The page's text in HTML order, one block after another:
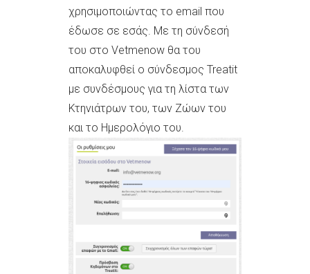
χρησιμοποιώντας το email που
έδωσε σε εσάς. Με τη σύνδεσή
του στο Vetmenow θα του
αποκαλυφθεί ο σύνδεσμος Treatit
με συνδέσμους για τη λίστα των
Κτηνιάτρων του, των Ζώων του
και το Ημερολόγιο του.